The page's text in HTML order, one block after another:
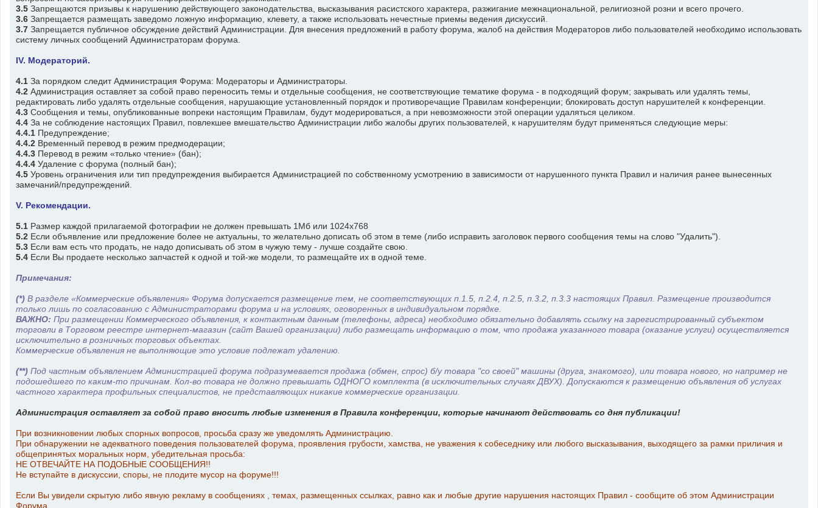
3.5 Запрещаются призывы к нарушению действующего законодательства, высказывания расистского характера, разжигание межнациональной, религиозной розни и всего прочего.
3.6 Запрещается размещать заведомо ложную информацию, клевету, а также использовать нечестные приемы ведения дискуссий.
3.7 Запрещается публичное обсуждение действий Администрации. Для внесения предложений в работу форума, жалоб на действия Модераторов либо пользователей необходимо использовать
систему личных сообщений Администраторам форума.
IV. Модераторий.
4.1 За порядком следит Администрация Форума: Модераторы и Администраторы.
4.2 Администрация оставляет за собой право переносить темы и отдельные сообщения, не соответствующие тематике форума - в подходящий форум; закрывать или удалять темы,
редактировать либо удалять отдельные сообщения, нарушающие установленный порядок и противоречащие Правилам конференции; блокировать доступ нарушителей к конференции.
4.3 Сообщения и темы, опубликованные вопреки настоящим Правилам, будут модерироваться, а при невозможности этой операции удаляться целиком.
4.4 За не соблюдение настоящих Правил, повлекшее вмешательство Администрации либо жалобы других пользователей, к нарушителям будут применяться следующие меры:
4.4.1 Предупреждение;
4.4.2 Временный перевод в режим предмодерации;
4.4.3 Перевод в режим «только чтение» (бан);
4.4.4 Удаление с форума (полный бан);
4.5 Уровень ограничения или тип предупреждения выбирается Администрацией по собственному усмотрению в зависимости от нарушенного пункта Правил и наличия ранее вынесенных
замечаний/предупреждений.
V. Рекомендации.
5.1 Размер каждой прилагаемой фотографии не должен превышать 1Мб или 1024х768
5.2 Если объявление или предложение более не актуальны, то желательно дописать об этом в теме (либо исправить заголовок первого сообщения темы на слово "Удалить").
5.3 Если вам есть что продать, не надо дописывать об этом в чужую тему - лучше создайте свою.
5.4 Если Вы продаете несколько запчастей к одной и той-же модели, то размещайте их в одной теме.
Примечания:
(*) В разделе «Коммерческие объявления» Форума допускается размещение тем, не соответствующих п.1.5, п.2.4, п.2.5, п.3.2, п.3.3 настоящих Правил. Размещение производится
только лишь по согласованию с Администраторами форума и на условиях, оговоренных в индивидуальном порядке.
ВАЖНО: При размещении Коммерческого объявления, к контактным данным (телефоны, адреса) необходимо обязательно добавлять ссылку на зарегистрированный субъектом
торговли в Торговом реестре интернет-магазин (сайт Вашей организации) либо размещать информацию о том, что продажа указанного товара (оказание услуги) осуществляется
исключительно в розничных торговых объектах.
Коммерческие объявления не выполняющие это условие подлежат удалению.
(**) Под частным объявлением Администрацией форума подразумевается продажа (обмен, спрос) б/у товара "со своей" машины (друга, знакомого), или товара нового, но например не
подошедшего по каким-то причинам. Кол-во товара не должно превышать ОДНОГО комплекта (в исключительных случаях ДВУХ). Допускаются к размещению объявления об услугах
частного характера профильных специалистов, не представляющих никакие коммерческие организации.
Администрация оставляет за собой право вносить любые изменения в Правила конференции, которые начинают действовать со дня публикации!
При возникновении любых спорных вопросов, просьба сразу же уведомлять Администрацию.
При обнаружении не адекватного поведения пользователей форума, проявления грубости, хамства, не уважения к собеседнику или любого высказывания, выходящего за рамки приличия и
общепринятых моральных норм, убедительная просьба:
НЕ ОТВЕЧАЙТЕ НА ПОДОБНЫЕ СООБЩЕНИЯ!!
Не вступайте в дискуссии, споры, не плодите мусор на форуме!!!
Если Вы увидели скрытую либо явную рекламу в сообщениях , темах, размещенных ссылках, равно как и любые другие нарушения настоящих Правил - сообщите об этом Администрации
Форума.